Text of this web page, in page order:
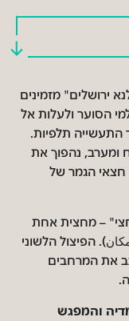
ירושלים" מזמינים
הסוער ולעלות אל
תלפיות.
ומערב, נהפוך את
חצאי הגמר של
– מחצית אחת
(مكان). הפיצול הלשוני
את המרחבים
והמפגש